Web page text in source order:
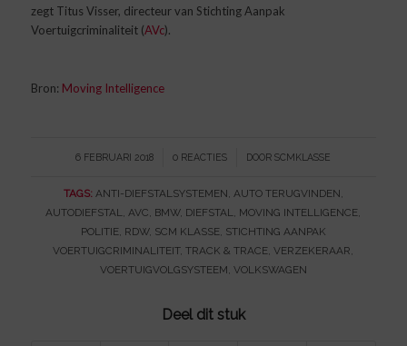
zegt Titus Visser, directeur van Stichting Aanpak
Voertuigcriminaliteit (AVc).
Bron: Moving Intelligence
6 FEBRUARI 2018
/ 0 REACTIES
/ DOORSCMKLASSE
TAGS: ANTI-DIEFSTALSYSTEMEN, AUTO TERUGVINDEN,
AUTODIEFSTAL,AVC, BMW, DIEFSTAL, MOVING INTELLIGENCE,
POLITIE, RDW, SCM KLASSE, STICHTING AANPAK
VOERTUIGCRIMINALITEIT,TRACK & TRACE,VERZEKERAAR,
VOERTUIGVOLGSYSTEEM, VOLKSWAGEN
Deel dit stuk